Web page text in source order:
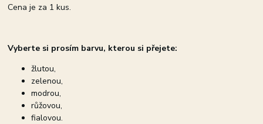
Cena je za 1 kus.
Vyberte si prosím barvu, kterou si přejete:
žlutou,
zelenou,
modrou,
růžovou,
fialovou.